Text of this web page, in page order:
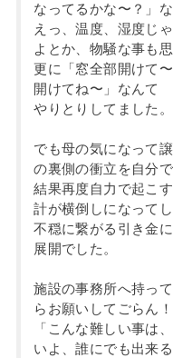
なってるかな〜？」
えっ、温度、湿度じ
よとか、物騒な事も
更に「窓全部開けて
開けてね〜」なんて
やりとりしてました。
でも母の気になって
の裏側の衝立を自分
結果再度自力で起こ
計が横倒しになって
不穏に繋がる引き金
展開でした。
施設の事務所へ持っ
らお願いしてごらん
「こんな難しい事は
いよ、誰にでも出来